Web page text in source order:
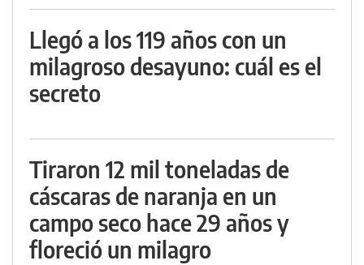
Llegó a los 119 años con un
milagroso desayuno: cuál es el
secreto
Tiraron 12 mil toneladas de
cáscaras de naranja en un
campo seco hace 29 años y
floreció un milagro